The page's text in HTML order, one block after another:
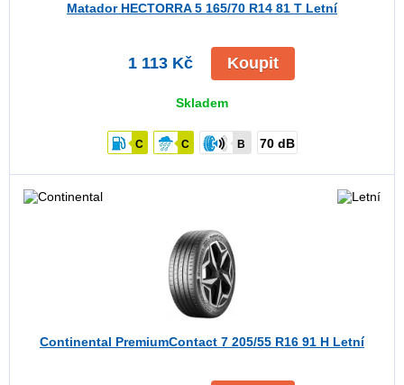
Matador HECTORRA 5 165/70 R14 81 T Letní
1 113 Kč Koupit
Skladem
C C B 70 dB
Continental PremiumContact 7 205/55 R16 91 H Letní